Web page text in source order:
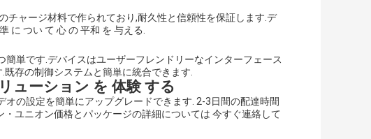
チャージ材料で作られており,耐久性と信頼性を保証します.デ
に つい て 心 の 平和 を 与える.
簡単です.デバイスはユーザーフレンドリーなインターフェース
存の制御システムと簡単に統合できます.
ューション を 体験 する
の設定を簡単にアップグレードできます. 2-3日間の配達時間
ユニオン価格とパッケージの詳細については 今すぐ連絡して